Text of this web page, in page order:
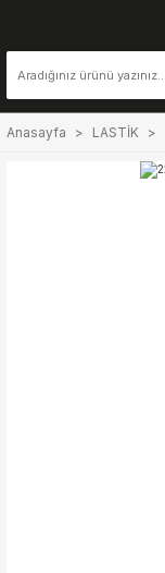
Anasayfa LASTİK